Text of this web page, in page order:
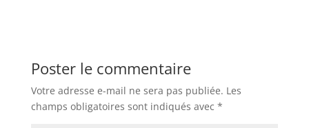
Poster le commentaire
Votre adresse e-mail ne sera pas publiée. Les
champs obligatoires sont indiqués avec *